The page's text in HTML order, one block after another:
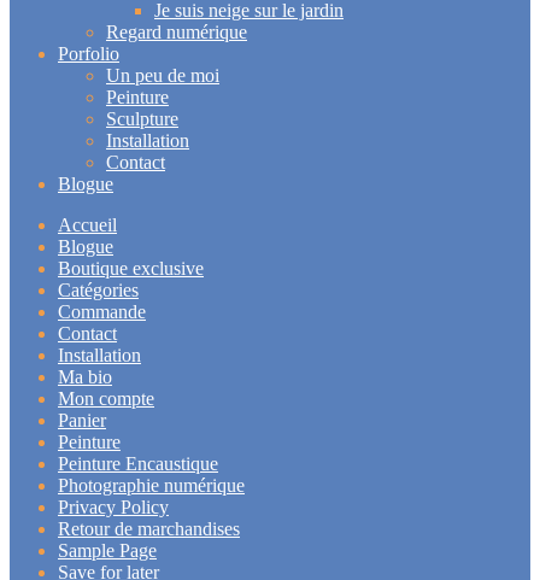
Je suis neige sur le jardin
Regard numérique
Porfolio
Un peu de moi
Peinture
Sculpture
Installation
Contact
Blogue
Accueil
Blogue
Boutique exclusive
Catégories
Commande
Contact
Installation
Ma bio
Mon compte
Panier
Peinture
Peinture Encaustique
Photographie numérique
Privacy Policy
Retour de marchandises
Sample Page
Save for later